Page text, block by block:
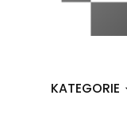
KATEGORIE